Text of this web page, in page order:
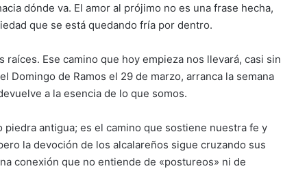
dónde va. El amor al prójimo no es una frase hecha,
que se está quedando fría por dentro.
Ese camino que hoy empieza nos llevará, casi sin
Domingo de Ramos el 29 de marzo, arranca la semana
a la esencia de lo que somos.
antigua; es el camino que sostiene nuestra fe y
la devoción de los alcalareños sigue cruzando sus
conexión que no entiende de «postureos» ni de